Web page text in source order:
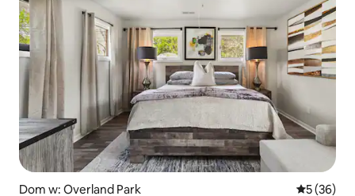
Dom w: Overland Park Średnia
5 (36)